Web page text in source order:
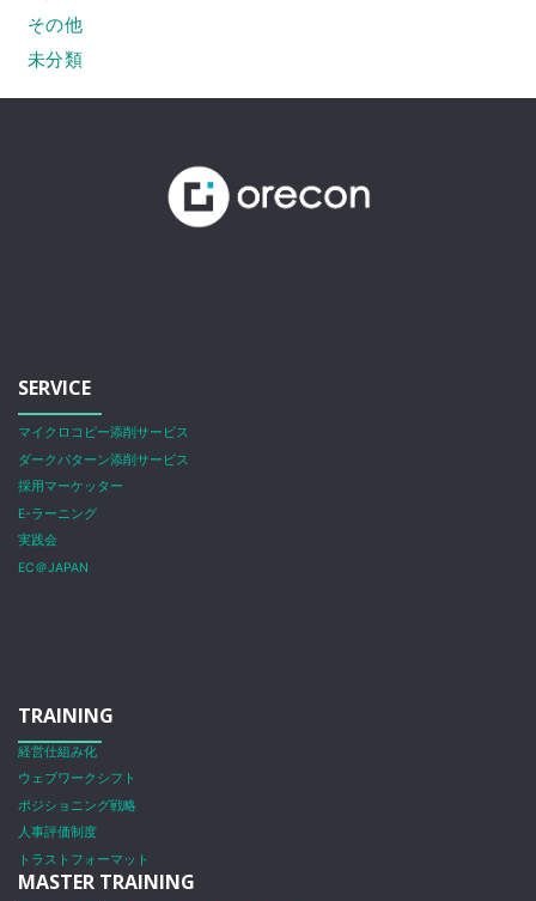
その他
未分類
SERVICE
マイクロコピー添削サービス
ダークパターン添削サービス
採用マーケッター
E-ラーニング
実践会
EC＠JAPAN
TRAINING
経営仕組み化
ウェブワークシフト
ポジショニング戦略
人事評価制度
トラストフォーマット
MASTER TRAINING